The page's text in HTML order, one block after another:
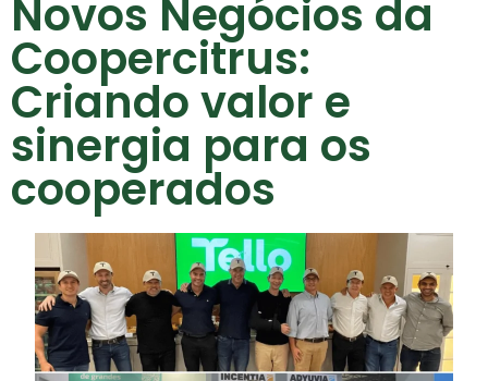
Novos Negócios da
Coopercitrus:
Criando valor e
sinergia para os
cooperados